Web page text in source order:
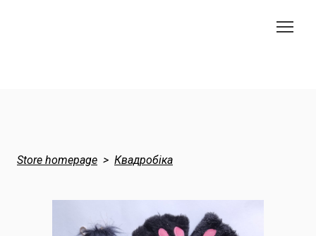
Store homepage Квадробіка